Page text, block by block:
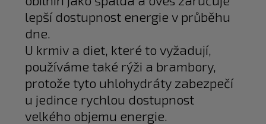
lepší dostupnost energie v průběhu
dne.
U krmiv a diet, které to vyžadují,
používáme také rýži a brambory,
protože tyto uhlohydráty zabezpečí
u jedince rychlou dostupnost
velkého objemu energie.